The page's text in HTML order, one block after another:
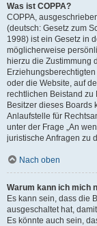
Was ist COPPA?
COPPA,
(deutsch: Gesetz zum
1998) ist ein Gesetz in
möglicherweise
hierzu die Zustimmung
oder die Website, auf
rechtlichen Beistand zu
Besitzer dieses Boards
Anlaufstelle für
unter der Frage „An
juristische Anfragen zu
Nach oben
Warum kann ich mich
Es kann sein, dass die
ausgeschaltet hat,
Es könnte auch sein,